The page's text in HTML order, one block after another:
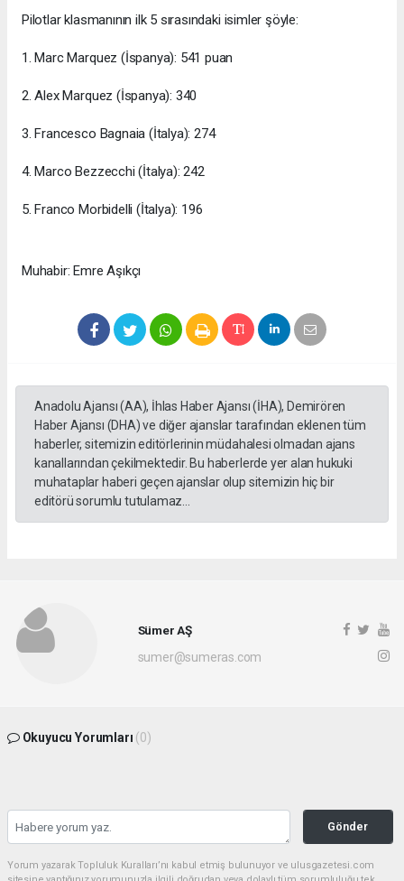
Pilotlar klasmanının ilk 5 sırasındaki isimler şöyle:
1. Marc Marquez (İspanya): 541 puan
2. Alex Marquez (İspanya): 340
3. Francesco Bagnaia (İtalya): 274
4. Marco Bezzecchi (İtalya): 242
5. Franco Morbidelli (İtalya): 196
Muhabir: Emre Aşıkçı
Anadolu Ajansı (AA), İhlas Haber Ajansı (İHA), Demirören
Haber Ajansı (DHA) ve diğer ajanslar tarafından eklenen tüm
haberler, sitemizin editörlerinin müdahalesi olmadan ajans
kanallarından çekilmektedir. Bu haberlerde yer alan hukuki
muhataplar haberi geçen ajanslar olup sitemizin hiç bir
editörü sorumlu tutulamaz...
Sümer AŞ
sumer@sumeras.com
Okuyucu Yorumları (0)
Gönder
Yorum yazarak Topluluk Kuralları’nı kabul etmiş bulunuyor ve ulusgazetesi.com